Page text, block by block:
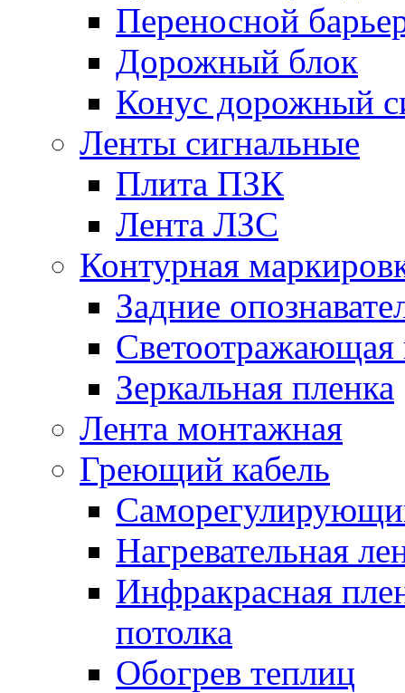
Переносной
Дорожный блок
Конус дорожный
Ленты сигнальные
Плита ПЗК
Лента ЛЗС
Контурная
Задние
Светоотражающая
Зеркальная пленка
Лента монтажная
Греющий кабель
Нагревательная
Инфракрасная
потолка
Обогрев теплиц